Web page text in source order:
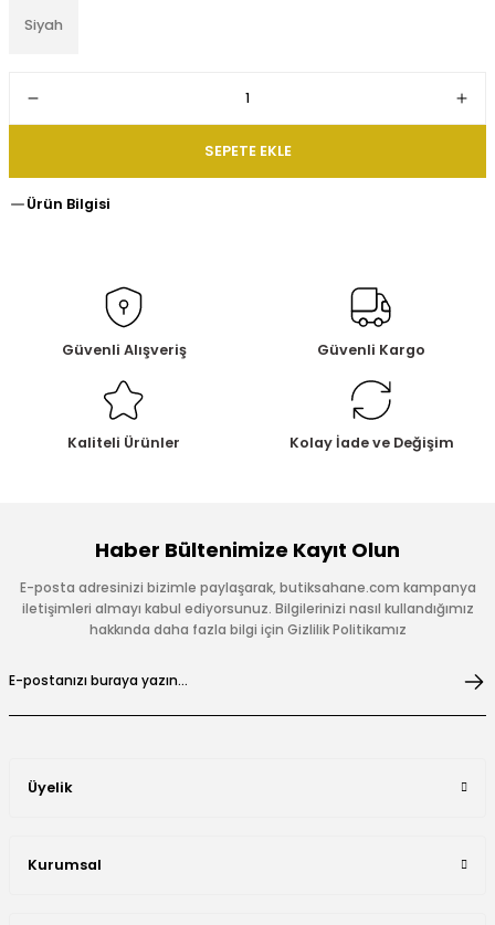
Siyah
SEPETE EKLE
Ürün Bilgisi
Güvenli Alışveriş Güvenli Kargo
Kaliteli Ürünler Kolay İade ve Değişim
Haber Bültenimize Kayıt Olun
E-posta adresinizi bizimle paylaşarak, butiksahane.com kampanya
iletişimleri almayı kabul ediyorsunuz. Bilgilerinizi nasıl kullandığımız
hakkında daha fazla bilgi için Gizlilik Politikamız
Üyelik
Kurumsal